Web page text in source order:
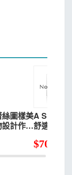
圖樣美
計作品
A SUNNY
舒適日常
$705